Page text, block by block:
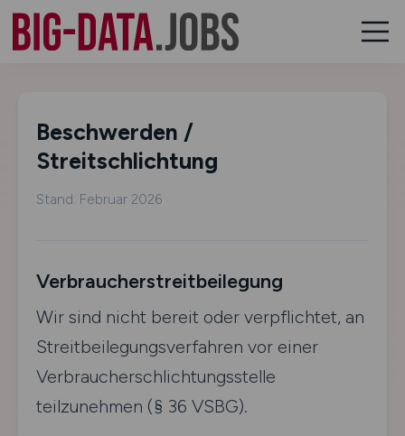
Beschwerden /
Streitschlichtung
Stand: Februar 2026
Verbraucherstreitbeilegung
Wir sind nicht bereit oder verpflichtet, an
Streitbeilegungsverfahren vor einer
Verbraucherschlichtungsstelle
teilzunehmen (§ 36 VSBG).